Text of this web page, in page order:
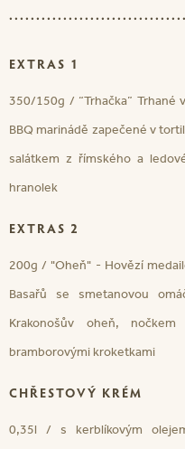
EXTRAS 1
350/150g / “Trhačka” Trhané
BBQ marinádě zapečené v
salátkem z římského a
hranolek
EXTRAS 2
200g / "Oheň" - Hovězí
Basařů se smetanovou
Krakonošův oheň,
bramborovými kroketkami
CHŘESTOVÝ KRÉM
0,35l / s kerblíkovým